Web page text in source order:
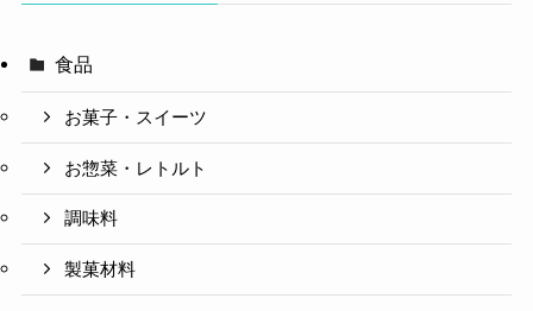
食品
お菓子・スイーツ
お惣菜・レトルト
調味料
製菓材料